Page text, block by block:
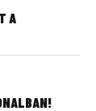
A